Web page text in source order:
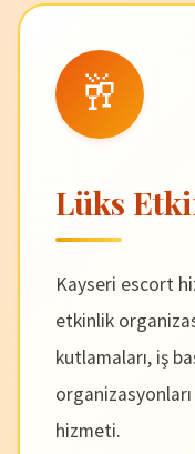
🥂
Lüks
Kayseri escort
etkinlik
kutlamaları, iş
hizmeti.